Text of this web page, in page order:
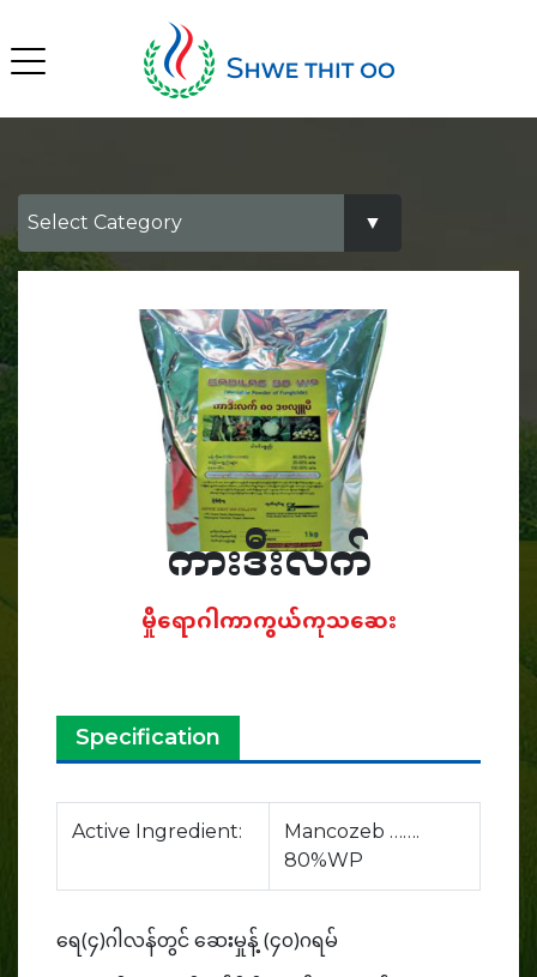
ကားဒီးလက်
မှိုရောဂါကာကွယ်ကုသဆေး
Specification
Active Ingredient:
Mancozeb …….
80%WP
ရေ(၄)ဂါလန်တွင် ဆေးမှုန့် (၄၀)ဂရမ်